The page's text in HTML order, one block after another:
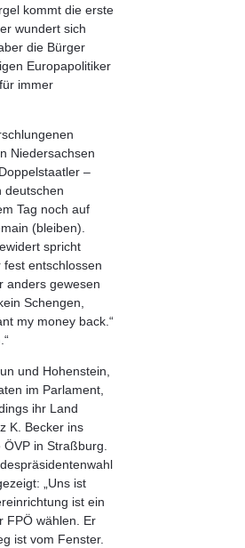
kommt die erste
wundert sich
die Bürger
Europapolitiker
immer
Niedersachsen
–
deutschen
Tag noch auf
(bleiben).
spricht
fest entschlossen
anders gewesen
Schengen,
my money back.“
und Hohenstein,
im Parlament,
ihr Land
K. Becker ins
in Straßburg.
„Uns ist
ist ein
FPÖ wählen. Er
ist vom Fenster.